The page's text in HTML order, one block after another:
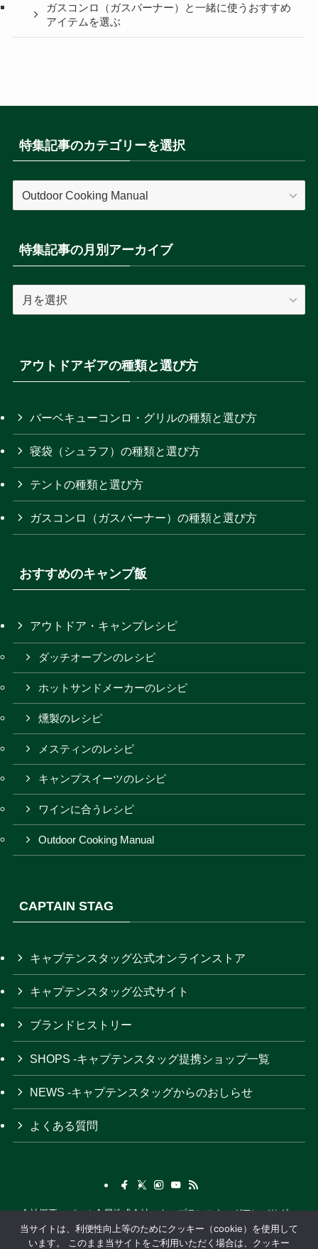
ガスコンロ（ガスバーナー）と一緒に使うおすすめ
アイテムを選ぶ
特集記事のカテゴリーを選択
集
事
の
ゴ
を
選
特集記事の月別アーカイブ
集
の
月
ア
ー
カ
イ
ブ
アウトドアギアの種類と選び方
バーベキューコンロ・グリルの種類と選び方
寝袋（シュラフ）の種類と選び方
テントの種類と選び方
ガスコンロ（ガスバーナー）の種類と選び方
おすすめのキャンプ飯
アウトドア・キャンプレシピ
ダッチオーブンのレシピ
ホットサンドメーカーのレシピ
燻製のレシピ
メスティンのレシピ
キャンプスイーツのレシピ
ワインに合うレシピ
Outdoor Cooking Manual
CAPTAIN STAG
キャプテンスタッグ公式オンラインストア
キャプテンスタッグ公式サイト
ブランドヒストリー
SHOPS -キャプテンスタッグ提携ショップ一覧
NEWS -キャプテンスタッグからのおしらせ
よくある質問
会社概要 パール金属株式会社
キャプテンスタッグアンバサダー
関連サイト
プライバシーポリシー アウトドアカタログ
当サイトは、利便性向上等のためにクッキー（cookie）を使用して
います。 このまま当サイトをご利用いただく場合は、クッキー